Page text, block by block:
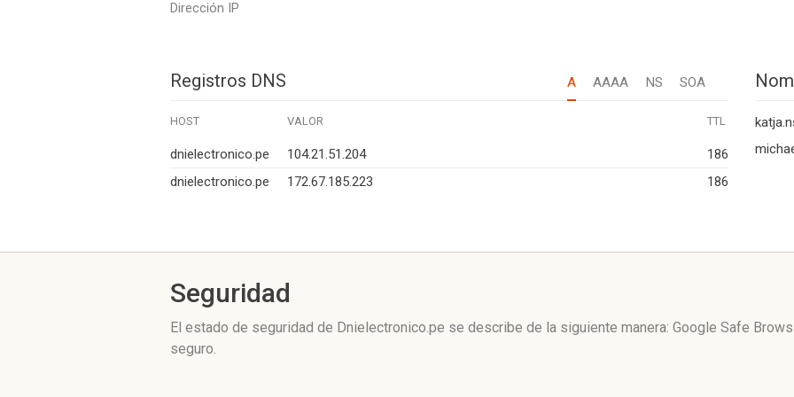
Dirección IP
Registros DNS A AAAA NS SOA
HOST VALOR TTL
dnielectronico.pe 104.21.51.204
186
dnielectronico.pe
172.67.185.223 186
Seguridad
El estado de seguridad de Dnielectronico.pe se describe de la siguiente manera: Google Safe
seguro.